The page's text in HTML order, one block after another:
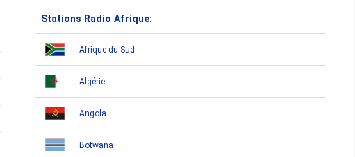
Stations Radio Afrique:
Afrique du Sud
Algérie
Angola
Botwana